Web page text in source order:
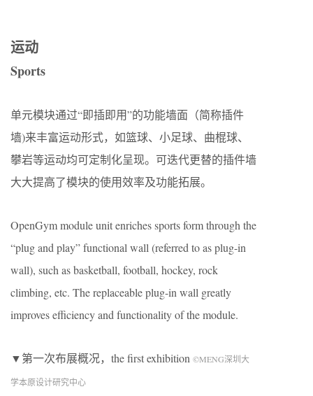
运动
Sports
单元模块通过“即插即用”的功能墙面（简称插件
墙)来丰富运动形式，如篮球、小足球、曲棍球、
攀岩等运动均可定制化呈现。可迭代更替的插件墙
大大提高了模块的使用效率及功能拓展。
OpenGym module unit enriches sports form through the
“plug and play” functional wall (referred to as plug-in
wall), such as basketball, football, hockey, rock
climbing, etc. The replaceable plug-in wall greatly
improves efficiency and functionality of the module.
▼第一次布展概况，the first exhibition ©MENG深圳大
学本原设计研究中心